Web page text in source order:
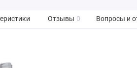
Отзывы 0 Вопросы и